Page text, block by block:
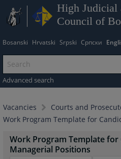
High Judicial
Council of
Bosanski Hrvatski Srpski Српски
Advanced search
Vacancies
Courts and
Work Program Template for
Work Program Template
Managerial Positions